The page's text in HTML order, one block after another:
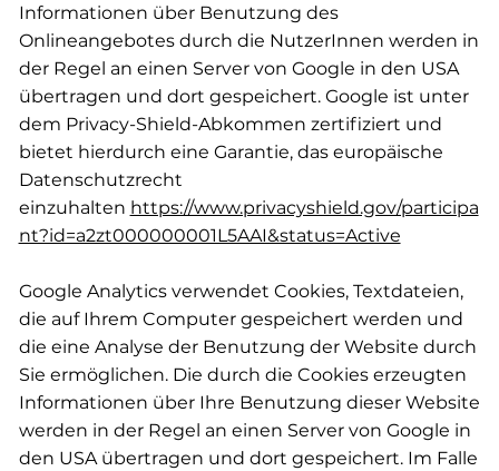
Informationen über Benutzung des
Onlineangebotes durch die NutzerInnen werden in
der Regel an einen Server von Google in den USA
übertragen und dort gespeichert. Google ist unter
dem Privacy-Shield-Abkommen zertifiziert und
bietet hierdurch eine Garantie, das europäische
Datenschutzrecht
einzuhalten https://www.privacyshield.gov/participa
nt?id=a2zt000000001L5AAI&status=Active
Google Analytics verwendet Cookies, Textdateien,
die auf Ihrem Computer gespeichert werden und
die eine Analyse der Benutzung der Website durch
Sie ermöglichen. Die durch die Cookies erzeugten
Informationen über Ihre Benutzung dieser Website
werden in der Regel an einen Server von Google in
den USA übertragen und dort gespeichert. Im Falle